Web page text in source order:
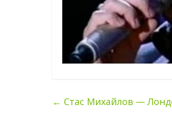
← Стас Михайлов —